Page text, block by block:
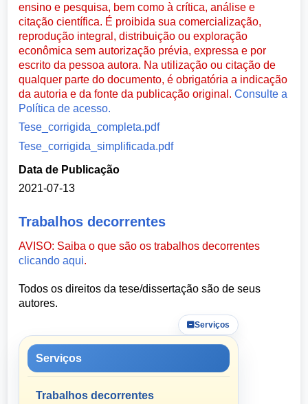
ensino e pesquisa, bem como à crítica, análise e
citação científica. É proibida sua comercialização,
reprodução integral, distribuição ou exploração
econômica sem autorização prévia, expressa e por
escrito da pessoa autora. Na utilização ou citação de
qualquer parte do documento, é obrigatória a indicação
da autoria e da fonte da publicação original.Consulte a
Política de acesso.
Tese_corrigida_completa.pdf
Tese_corrigida_simplificada.pdf
Data de Publicação
2021-07-13
Trabalhos decorrentes
AVISO: Saiba o que são os trabalhos decorrentes
clicando aqui.
Todos os direitos da tese/dissertação são de seus
autores.
Serviços
Serviços
Trabalhos decorrentes